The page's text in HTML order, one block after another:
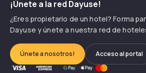
¡Únete a la red Dayuse!
¿Eres propietario de un hotel? Forma
Dayuse y únete a nuestra red de
Únete a nosotros! Acceso al portal